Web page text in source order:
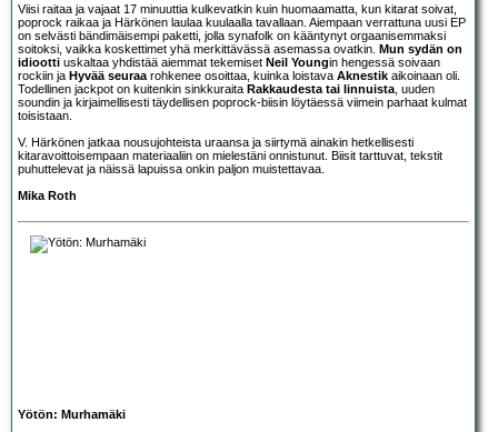
Viisi raitaa ja vajaat 17 minuuttia kulkevatkin kuin huomaamatta, kun kitarat soivat,
poprock raikaa ja Härkönen laulaa kuulaalla tavallaan. Aiempaan verrattuna uusi EP
on selvästi bändimäisempi paketti, jolla synafolk on kääntynyt orgaanisemmaksi
soitoksi, vaikka koskettimet yhä merkittävässä asemassa ovatkin. Mun sydän on
idiootti uskaltaa yhdistää aiemmat tekemiset Neil Youngin hengessä soivaan
rockiin ja Hyvää seuraa rohkenee osoittaa, kuinka loistava Aknestik aikoinaan oli.
Todellinen jackpot on kuitenkin sinkkuraita Rakkaudesta tai linnuista , uuden
soundin ja kirjaimellisesti täydellisen poprock-biisin löytäessä viimein parhaat kulmat
toisistaan.
V. Härkönen jatkaa nousujohteista uraansa ja siirtymä ainakin hetkellisesti
kitaravoittoisempaan materiaaliin on mielestäni onnistunut. Biisit tarttuvat, tekstit
puhuttelevat ja näissä lapuissa onkin paljon muistettavaa.
Mika Roth
Yötön: Murhamäki